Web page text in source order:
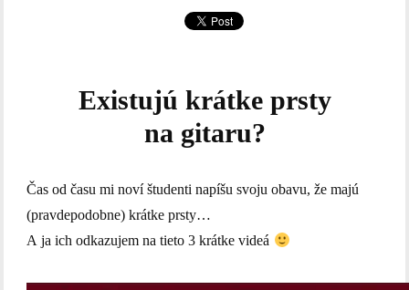
Existujú krátke prsty
na gitaru?
Čas od času mi noví študenti napíšu svoju obavu, že majú
(pravdepodobne) krátke prsty…
A ja ich odkazujem na tieto 3 krátke videá